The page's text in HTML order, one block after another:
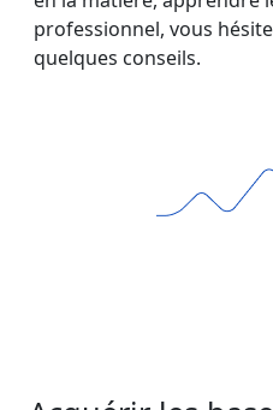
professionnel, vous
quelques conseils.